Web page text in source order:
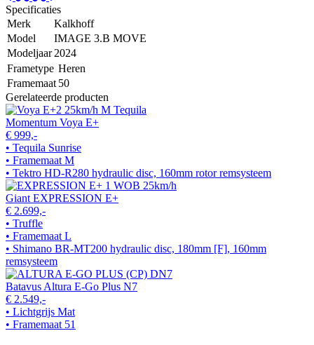
Specificaties
Merk
Kalkhoff
Model
IMAGE 3.B MOVE
Modeljaar 2024
Frametype Heren
Framemaat 50
Gerelateerde producten
Momentum Voya E+
€ 999,-
• Tequila Sunrise
• Framemaat M
• Tektro HD-R280 hydraulic disc, 160mm rotor remsysteem
Giant EXPRESSION E+
€ 2.699,-
• Truffle
• Framemaat L
• Shimano BR-MT200 hydraulic disc, 180mm [F], 160mm
remsysteem
Batavus Altura E-Go Plus N7
€ 2.549,-
• Lichtgrijs Mat
• Framemaat 51